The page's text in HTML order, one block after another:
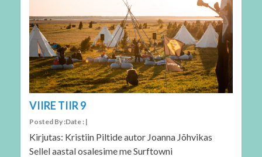
VIIRE TIIR 9
Posted By :Date : |
Kirjutas: Kristiin Piltide autor Joanna Jõhvikas
Sellel aastal osalesime me Surftowni